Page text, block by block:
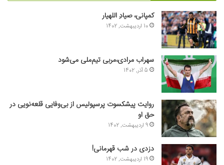
کمپانی، صیادِ اللهیار
10 اردیبهشت, 1402
سهراب مرادی،مربی تیم‌ملی می‌شود
5 آذر, 1402
روایت پیشکسوت پرسپولیس از بی‌وفایی قلعه‌نویی در
حق او
9 اردیبهشت, 1402
دزدی در شب قهرمانی!
19 اردیبهشت, 1402